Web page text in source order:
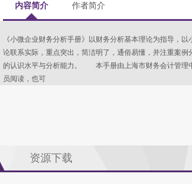
内容简介 作者简介
《小微企业财务分析手册》以财务分析基本理论为指导，
论联系实际，重点突出，简洁明了，通俗易懂，并注重案
的认识水平与分析能力。 本手册由上海市财务会计管理
员阅读，也可
资源下载